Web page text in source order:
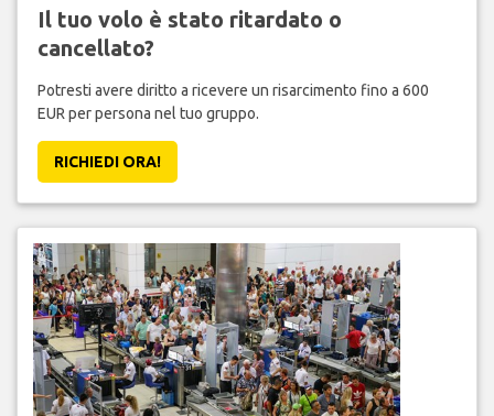
Il tuo volo è stato ritardato o
cancellato?
Potresti avere diritto a ricevere un risarcimento fino a 600
EUR per persona nel tuo gruppo.
RICHIEDI ORA!